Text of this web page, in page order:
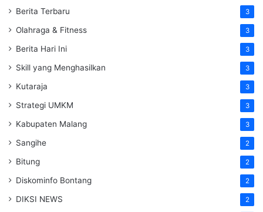
Berita Terbaru 3
Olahraga & Fitness 3
Berita Hari Ini 3
Skill yang Menghasilkan 3
Kutaraja 3
Strategi UMKM 3
Kabupaten Malang 3
Sangihe 2
Bitung 2
Diskominfo Bontang 2
DIKSI NEWS 2